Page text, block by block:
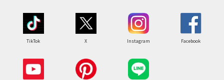
TikTok X Instagram Facebook